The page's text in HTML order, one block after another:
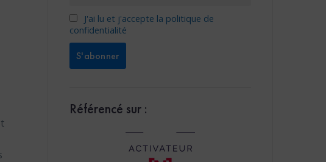
J'ai lu et j'accepte la politique de
confidentialité
Référencé sur :